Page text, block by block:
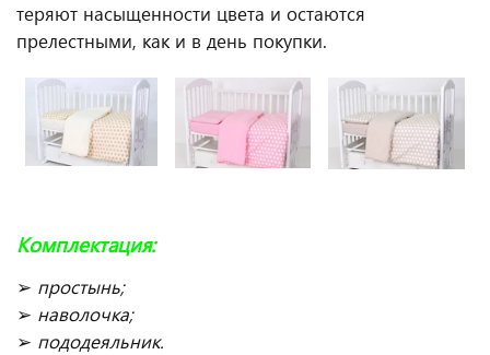
теряют насыщенности цвета и остаются
прелестными, как и в день покупки.
Комплектация:
➢ простынь;
➢ наволочка;
➢ пододеяльник.